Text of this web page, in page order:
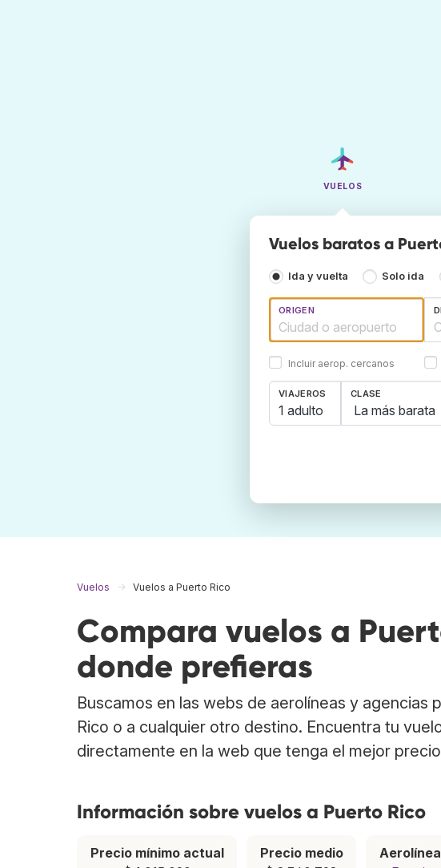
VUELOS
Vuelos baratos a
Ida y vuelta Solo ida
ORIGEN
Incluir aerop. cercanos
VIAJEROS
1 adulto
CLASE
Vuelos Vuelos a Puerto Rico
Compara vuelos a
donde prefieras
Buscamos en las webs de aerolíneas y agencias
Rico o a cualquier otro destino. Encuentra tu
directamente en la web que tenga el mejor
Información sobre vuelos a Puerto Rico
Precio mínimo actual
Precio medio